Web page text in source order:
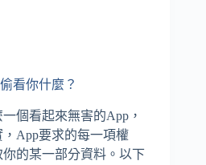
看你什麼？
個看起來無害的App，
App要求的每一項權
的某一部分資料。以下